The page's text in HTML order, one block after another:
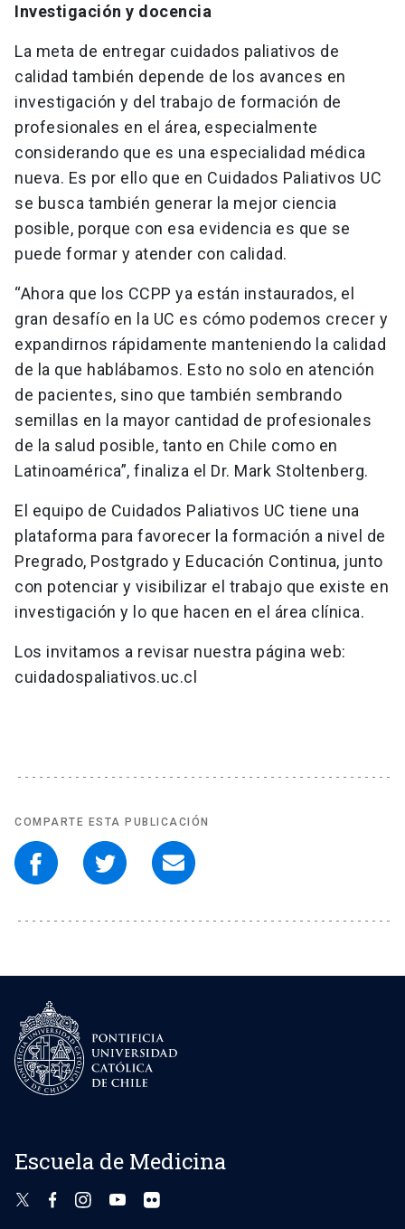
Investigación y docencia
La meta de entregar cuidados paliativos de
calidad también depende de los avances en
investigación y del trabajo de formación de
profesionales en el área, especialmente
considerando que es una especialidad médica
nueva. Es por ello que en Cuidados Paliativos UC
se busca también generar la mejor ciencia
posible, porque con esa evidencia es que se
puede formar y atender con calidad.
“Ahora que los CCPP ya están instaurados, el
gran desafío en la UC es cómo podemos crecer y
expandirnos rápidamente manteniendo la calidad
de la que hablábamos. Esto no solo en atención
de pacientes, sino que también sembrando
semillas en la mayor cantidad de profesionales
de la salud posible, tanto en Chile como en
Latinoamérica”, finaliza el Dr. Mark Stoltenberg.
El equipo de Cuidados Paliativos UC tiene una
plataforma para favorecer la formación a nivel de
Pregrado, Postgrado y Educación Continua, junto
con potenciar y visibilizar el trabajo que existe en
investigación y lo que hacen en el área clínica.
Los invitamos a revisar nuestra página web:
cuidadospaliativos.uc.cl
COMPARTE ESTA PUBLICACIÓN
Escuela de Medicina